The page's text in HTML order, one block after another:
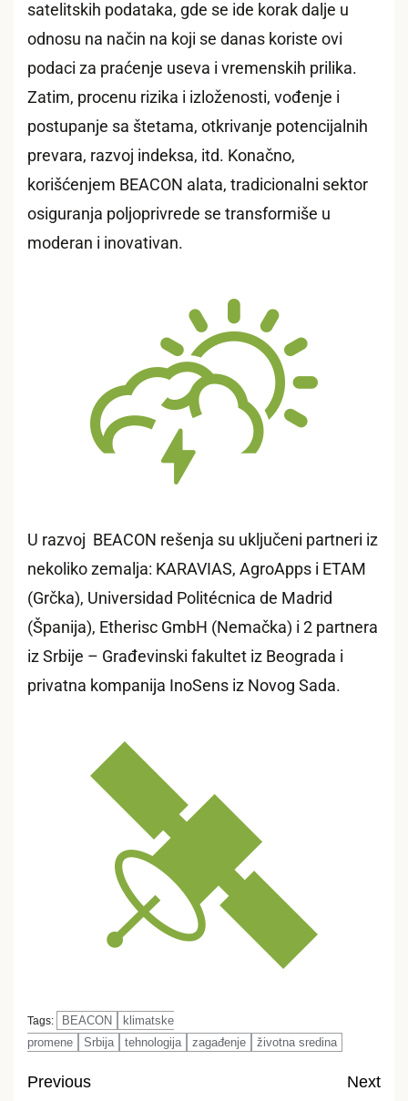
satelitskih podataka, gde se ide korak dalje u
odnosu na način na koji se danas koriste ovi
podaci za praćenje useva i vremenskih prilika.
Zatim, procenu rizika i izloženosti, vođenje i
postupanje sa štetama, otkrivanje potencijalnih
prevara, razvoj indeksa, itd. Konačno,
korišćenjem BEACON alata, tradicionalni sektor
osiguranja poljoprivrede se transformiše u
moderan i inovativan.
U razvoj BEACON rešenja su uključeni partneri iz
nekoliko zemalja: KARAVIAS, AgroApps i ETAM
(Grčka), Universidad Politécnica de Madrid
(Španija), Etherisc GmbH (Nemačka) i 2 partnera
iz Srbije – Građevinski fakultet iz Beograda i
privatna kompanija InoSens iz Novog Sada.
Tags: BEACON
klimatske
promene
Srbija tehnologija zagađenje životna sredina
Previous
Next